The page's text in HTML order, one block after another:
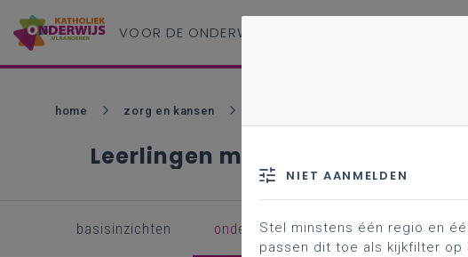
VOOR DE ONDERWIJS
home zorg en kansen
Leerlingen met een visuele
basisinzichten onderwijsaanpak
NIET AANMELDEN
Stel minstens één regio en
passen dit toe als kijkfilter op